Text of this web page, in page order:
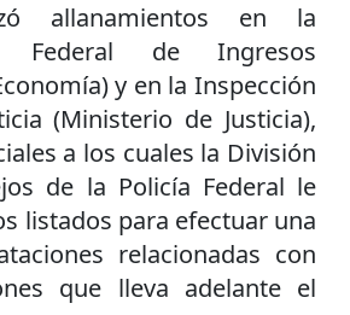
allanamientos en la
Federal de Ingresos
y en la Inspección
(Ministerio de Justicia),
a los cuales la División
de la Policía Federal le
listados para efectuar una
relacionadas con
que lleva adelante el